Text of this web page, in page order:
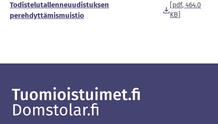
Todistelutallenneuudistuksen
perehdyttämismuistio
[pdf, 464.0
KB]